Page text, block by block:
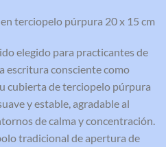
terciopelo púrpura 20 x 15 cm
elegido para practicantes de
escritura consciente como
cubierta de terciopelo púrpura
y estable, agradable al
de calma y concentración.
tradicional de apertura de